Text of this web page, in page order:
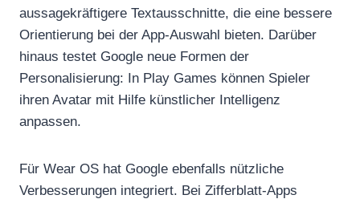
aussagekräftigere Textausschnitte, die eine bessere
Orientierung bei der App-Auswahl bieten. Darüber
hinaus testet Google neue Formen der
Personalisierung: In Play Games können Spieler
ihren Avatar mit Hilfe künstlicher Intelligenz
anpassen.
Für Wear OS hat Google ebenfalls nützliche
Verbesserungen integriert. Bei Zifferblatt-Apps